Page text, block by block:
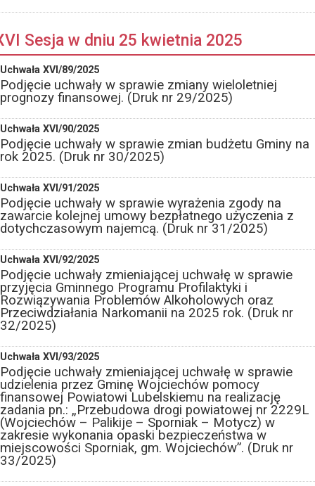
Sesja w dniu 25 kwietnia 2025
Uchwała XVI/89/2025
Podjęcie uchwały w sprawie zmiany wieloletniej
prognozy finansowej. (Druk nr 29/2025)
Uchwała XVI/90/2025
Podjęcie uchwały w sprawie zmian budżetu Gminy na
rok 2025. (Druk nr 30/2025)
Uchwała XVI/91/2025
Podjęcie uchwały w sprawie wyrażenia zgody na
zawarcie kolejnej umowy bezpłatnego użyczenia z
dotychczasowym najemcą. (Druk nr 31/2025)
Uchwała XVI/92/2025
Podjęcie uchwały zmieniającej uchwałę w sprawie
przyjęcia Gminnego Programu Profilaktyki i
Rozwiązywania Problemów Alkoholowych oraz
Przeciwdziałania Narkomanii na 2025 rok. (Druk nr
32/2025)
Uchwała XVI/93/2025
Podjęcie uchwały zmieniającej uchwałę w sprawie
udzielenia przez Gminę Wojciechów pomocy
finansowej Powiatowi Lubelskiemu na realizację
zadania pn.: „Przebudowa drogi powiatowej nr 2229L
(Wojciechów – Palikije – Sporniak – Motycz) w
zakresie wykonania opaski bezpieczeństwa w
miejscowości Sporniak, gm. Wojciechów”. (Druk nr
33/2025)